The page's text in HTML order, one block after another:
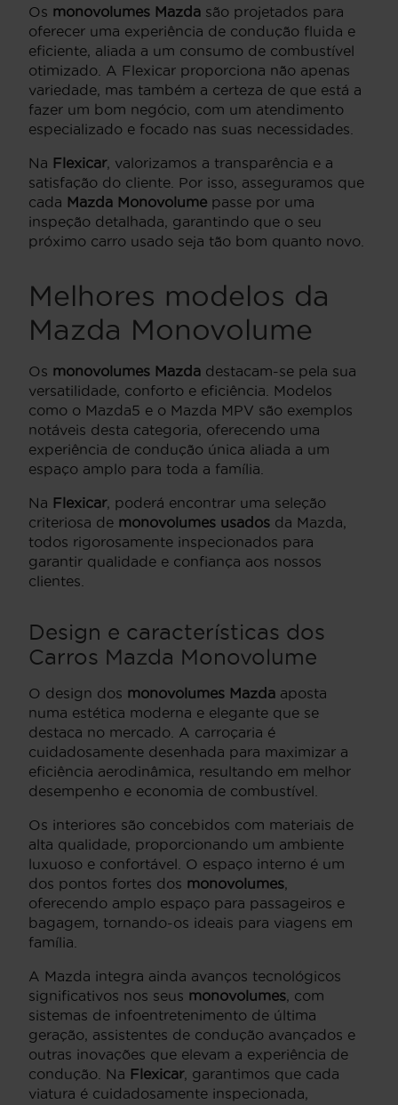
Os monovolumes Mazda são projetados para
oferecer uma experiência de condução fluida e
eficiente, aliada a um consumo de combustível
otimizado. A Flexicar proporciona não apenas
variedade, mas também a certeza de que está a
fazer um bom negócio, com um atendimento
especializado e focado nas suas necessidades.
Na Flexicar, valorizamos a transparência e a
satisfação do cliente. Por isso, asseguramos que
cada Mazda Monovolume passe por uma
inspeção detalhada, garantindo que o seu
próximo carro usado seja tão bom quanto novo.
Melhores modelos da
Mazda Monovolume
Os monovolumes Mazda destacam-se pela sua
versatilidade, conforto e eficiência. Modelos
como o Mazda5 e o Mazda MPV são exemplos
notáveis desta categoria, oferecendo uma
experiência de condução única aliada a um
espaço amplo para toda a família.
Na Flexicar, poderá encontrar uma seleção
criteriosa de monovolumes usados da Mazda,
todos rigorosamente inspecionados para
garantir qualidade e confiança aos nossos
clientes.
Design e características dos
Carros Mazda Monovolume
O design dos monovolumes Mazda aposta
numa estética moderna e elegante que se
destaca no mercado. A carroçaria é
cuidadosamente desenhada para maximizar a
eficiência aerodinâmica, resultando em melhor
desempenho e economia de combustível.
Os interiores são concebidos com materiais de
alta qualidade, proporcionando um ambiente
luxuoso e confortável. O espaço interno é um
dos pontos fortes dos monovolumes,
oferecendo amplo espaço para passageiros e
bagagem, tornando-os ideais para viagens em
família.
A Mazda integra ainda avanços tecnológicos
significativos nos seus monovolumes, com
sistemas de infoentretenimento de última
geração, assistentes de condução avançados e
outras inovações que elevam a experiência de
condução. Na Flexicar, garantimos que cada
viatura é cuidadosamente inspecionada,